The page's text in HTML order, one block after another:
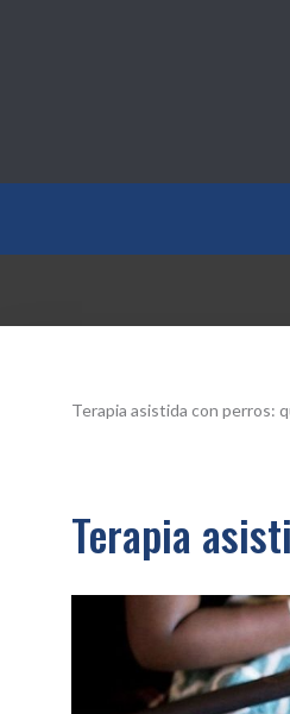
Terapia asistida con perros:
Terapia